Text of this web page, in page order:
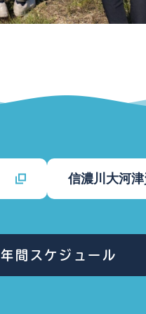
信濃川大河
年間スケジュール